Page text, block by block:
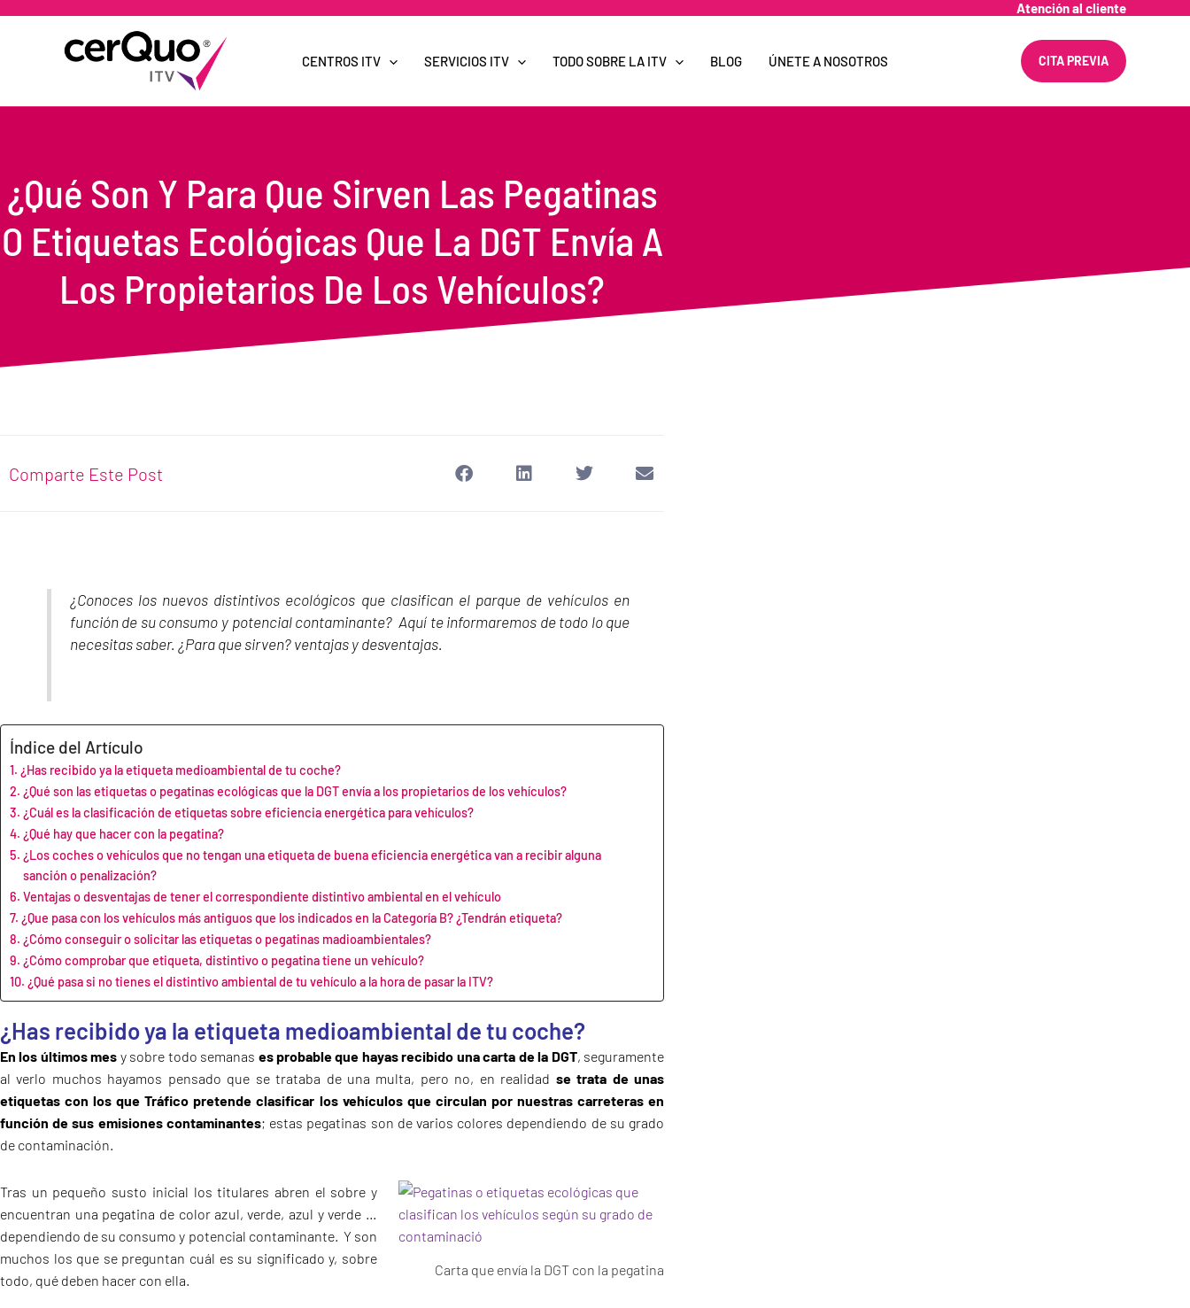
Atención al cliente
CENTROS ITV SERVICIOS ITV TODO SOBRE LA ITV BLOG ÚNETE A NOSOTROS CITA PREVIA
¿Qué Son Y Para Que Sirven Las Pegatinas
O Etiquetas Ecológicas Que La DGT Envía A
Los Propietarios De Los Vehículos?
Comparte Este Post
¿Conoces los nuevos distintivos ecológicos que clasifican el parque de vehículos en
función de su consumo y potencial contaminante? Aquí te informaremos de todo lo que
necesitas saber. ¿Para que sirven? ventajas y desventajas.
Índice del Artículo
¿Has recibido ya la etiqueta medioambiental de tu coche?
¿Qué son las etiquetas o pegatinas ecológicas que la DGT envía a los propietarios de los vehículos?
¿Cuál es la clasificación de etiquetas sobre eficiencia energética para vehículos?
¿Qué hay que hacer con la pegatina?
¿Los coches o vehículos que no tengan una etiqueta de buena eficiencia energética van a recibir alguna
sanción o penalización?
Ventajas o desventajas de tener el correspondiente distintivo ambiental en el vehículo
¿Que pasa con los vehículos más antiguos que los indicados en la Categoría B? ¿Tendrán etiqueta?
¿Cómo conseguir o solicitar las etiquetas o pegatinas madioambientales?
¿Cómo comprobar que etiqueta, distintivo o pegatina tiene un vehículo?
¿Qué pasa si no tienes el distintivo ambiental de tu vehículo a la hora de pasar la ITV?
¿Has recibido ya la etiqueta medioambiental de tu coche?
En los últimos mes y sobre todo semanas es probable que hayas recibido una carta de la DGT, seguramente
al verlo muchos hayamos pensado que se trataba de una multa, pero no, en realidad se trata de unas
etiquetas con los que Tráfico pretende clasificar los vehículos que circulan por nuestras carreteras en
función de sus emisiones contaminantes; estas pegatinas son de varios colores dependiendo de su grado
de contaminación.
Carta que envía la DGT con la pegatina
Tras un pequeño susto inicial los titulares abren el sobre y
encuentran una pegatina de color azul, verde, azul y verde …
dependiendo de su consumo y potencial contaminante. Y son
muchos los que se preguntan cuál es su significado y, sobre
todo, qué deben hacer con ella.